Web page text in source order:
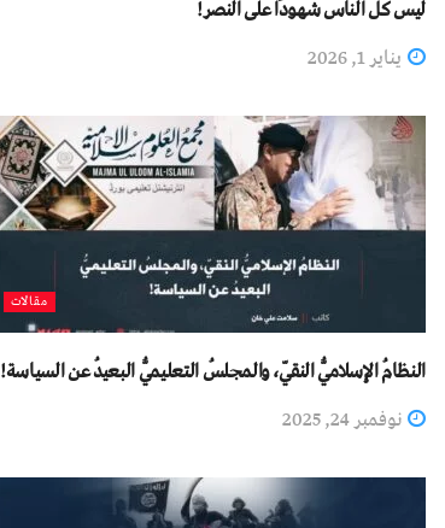
ليس كل الناس شهودًا على النصر!
يناير 1, 2026
مقالات
النظامُ الإسلاميُّ النقيّ، والمجلسُ التعليميُّ البعيدُ عن السياسة!
نوفمبر 24, 2025